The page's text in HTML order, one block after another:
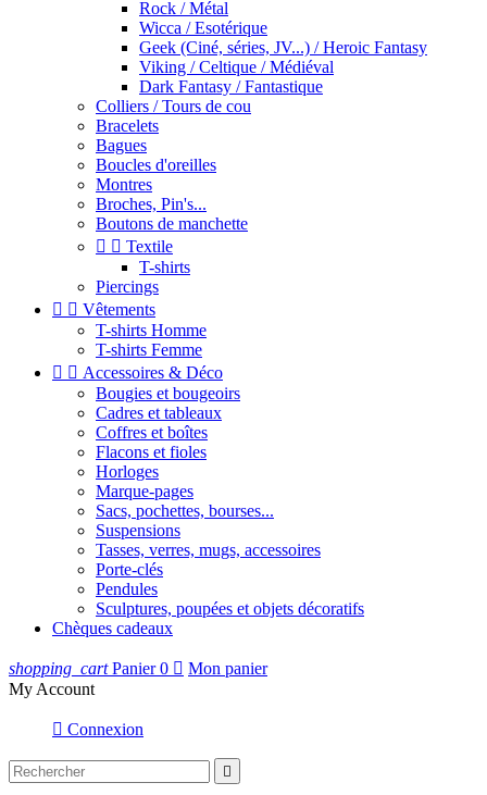
Rock / Métal
Wicca / Esotérique
Geek (Ciné, séries, JV...) / Heroic Fantasy
Viking / Celtique / Médiéval
Dark Fantasy / Fantastique
Colliers / Tours de cou
Bracelets
Bagues
Boucles d'oreilles
Montres
Broches, Pin's...
Boutons de manchette
  Textile
T-shirts
Piercings
  Vêtements
T-shirts Homme
T-shirts Femme
  Accessoires & Déco
Bougies et bougeoirs
Cadres et tableaux
Coffres et boîtes
Flacons et fioles
Horloges
Marque-pages
Sacs, pochettes, bourses...
Suspensions
Tasses, verres, mugs, accessoires
Porte-clés
Pendules
Sculptures, poupées et objets décoratifs
Chèques cadeaux
shopping_cart Panier 0  Mon panier
My Account
 Connexion
